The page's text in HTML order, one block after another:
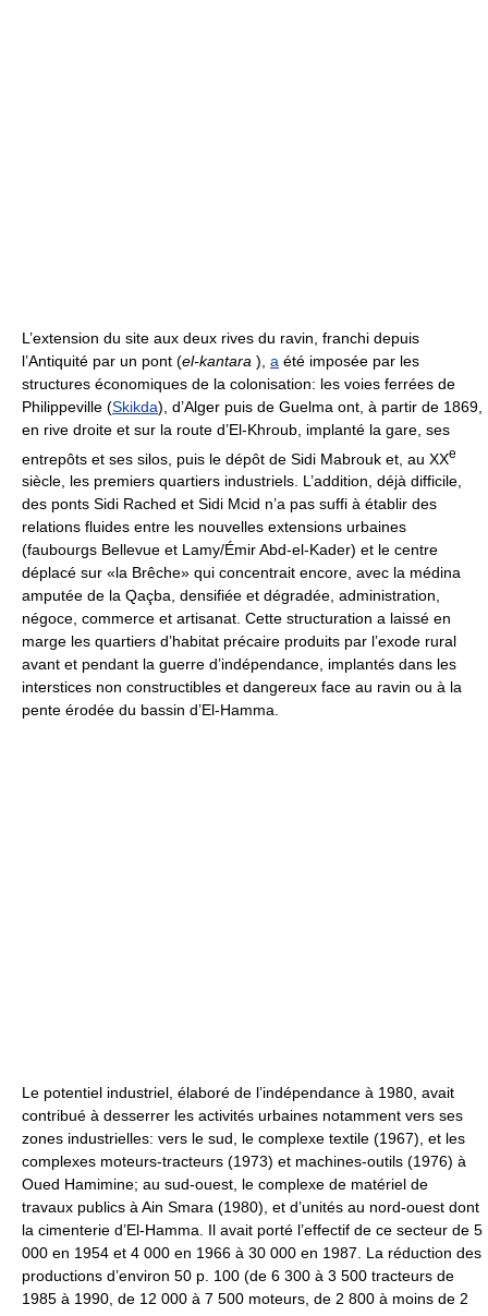
L’extension du site aux deux rives du ravin, franchi depuis
l’Antiquité par un pont (el-kantara ), a été imposée par les
structures économiques de la colonisation: les voies ferrées de
Philippeville (Skikda), d’Alger puis de Guelma ont, à partir de 1869,
en rive droite et sur la route d’El-Khroub, implanté la gare, ses
entrepôts et ses silos, puis le dépôt de Sidi Mabrouk et, au XXe
siècle, les premiers quartiers industriels. L’addition, déjà difficile,
des ponts Sidi Rached et Sidi Mcid n’a pas suffi à établir des
relations fluides entre les nouvelles extensions urbaines
(faubourgs Bellevue et Lamy/Émir Abd-el-Kader) et le centre
déplacé sur «la Brêche» qui concentrait encore, avec la médina
amputée de la Qaçba, densifiée et dégradée, administration,
négoce, commerce et artisanat. Cette structuration a laissé en
marge les quartiers d’habitat précaire produits par l’exode rural
avant et pendant la guerre d’indépendance, implantés dans les
interstices non constructibles et dangereux face au ravin ou à la
pente érodée du bassin d’El-Hamma.
Le potentiel industriel, élaboré de l’indépendance à 1980, avait
contribué à desserrer les activités urbaines notamment vers ses
zones industrielles: vers le sud, le complexe textile (1967), et les
complexes moteurs-tracteurs (1973) et machines-outils (1976) à
Oued Hamimine; au sud-ouest, le complexe de matériel de
travaux publics à Ain Smara (1980), et d’unités au nord-ouest dont
la cimenterie d’El-Hamma. Il avait porté l’effectif de ce secteur de 5
000 en 1954 et 4 000 en 1966 à 30 000 en 1987. La réduction des
productions d’environ 50 p. 100 (de 6 300 à 3 500 tracteurs de
1985 à 1990, de 12 000 à 7 500 moteurs, de 2 800 à moins de 2